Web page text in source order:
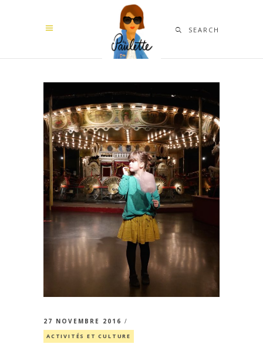
SEARCH
27 NOVEMBRE 2016
ACTIVITÉS ET CULTURE